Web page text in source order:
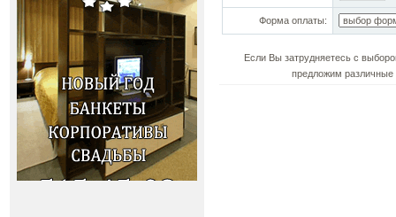
Форма оплаты:
Если Вы затрудняетесь с
предложим различные